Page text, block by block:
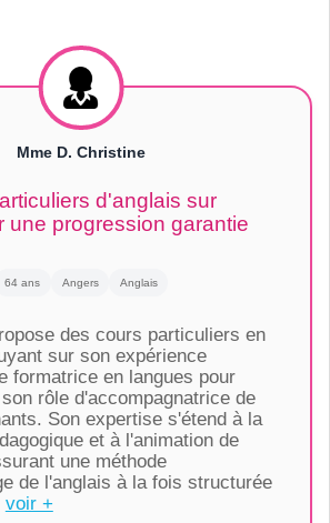
Mme D. Christine
d'anglais sur
une progression garantie
64 ans Angers Anglais
des cours particuliers en
sur son expérience
formatrice en langues pour
rôle d'accompagnatrice de
Son expertise s'étend à la
et à l'animation de
une méthode
de l'anglais à la fois structurée
voir +